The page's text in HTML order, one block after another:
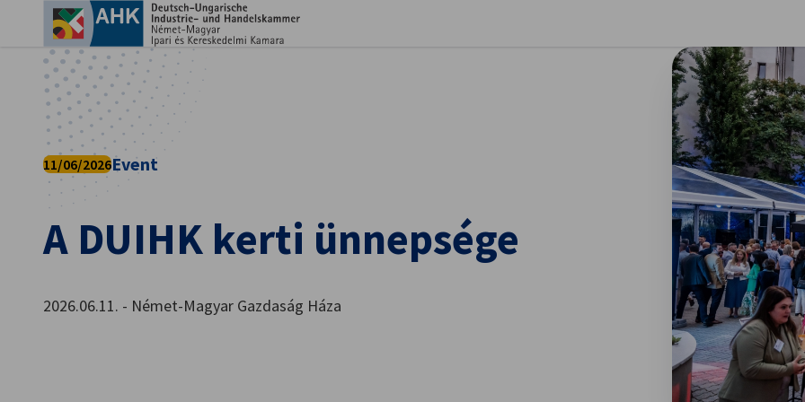
A DUIHK kerti ünnepsége
11/06/2026Event
2026.06.11. - Német-Magyar Gazdaság Háza